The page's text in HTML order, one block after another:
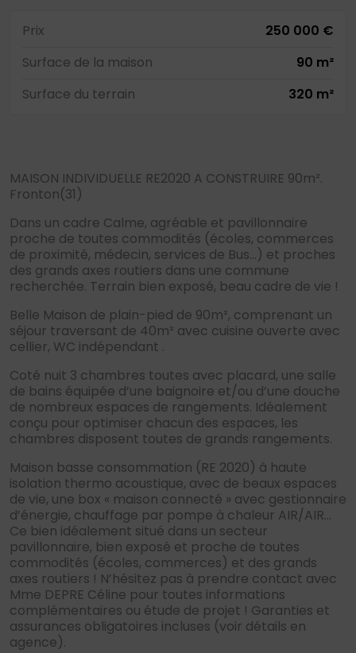
Prix
250 000 €
Surface de la maison
90 m²
Surface du terrain
320 m²
MAISON INDIVIDUELLE RE2020 A CONSTRUIRE 90m².
Fronton(31)
Dans un cadre Calme, agréable et pavillonnaire
proche de toutes commodités (écoles, commerces
de proximité, médecin, services de Bus…) et proches
des grands axes routiers dans une commune
recherchée. Terrain bien exposé, beau cadre de vie !
Belle Maison de plain-pied de 90m², comprenant un
séjour traversant de 40m² avec cuisine ouverte avec
cellier, WC indépendant .
Coté nuit 3 chambres toutes avec placard, une salle
de bains équipée d’une baignoire et/ou d’une douche
de nombreux espaces de rangements. Idéalement
conçu pour optimiser chacun des espaces, les
chambres disposent toutes de grands rangements.
Maison basse consommation (RE 2020) à haute
isolation thermo acoustique, avec de beaux espaces
de vie, une box « maison connecté » avec gestionnaire
d’énergie, chauffage par pompe à chaleur AIR/AIR…
Ce bien idéalement situé dans un secteur
pavillonnaire, bien exposé et proche de toutes
commodités (écoles, commerces) et des grands
axes routiers ! N’hésitez pas à prendre contact avec
Mme DEPRE Céline pour toutes informations
complémentaires ou étude de projet ! Garanties et
assurances obligatoires incluses (voir détails en
agence).